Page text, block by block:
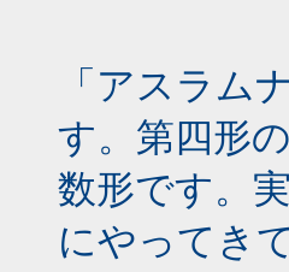
「アスラム
す。第四形
数形です。
にやってき